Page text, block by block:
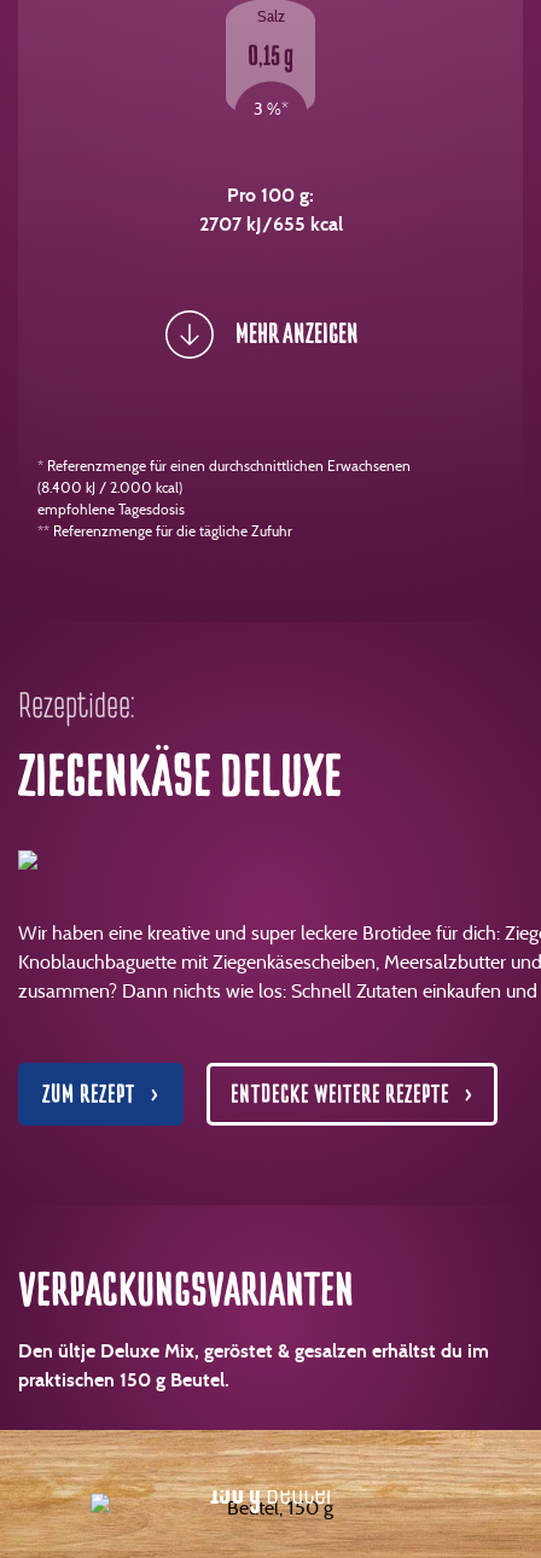
Salz
0,15 g
3 %*
Pro 100 g:
2707 kJ/655 kcal
MEHR ANZEIGEN
* Referenzmenge für einen durchschnittlichen Erwachsenen
(8.400 kJ / 2.000 kcal)
empfohlene Tagesdosis
** Referenzmenge für die tägliche Zufuhr
Rezeptidee:
ZIEGENKÄSE DELUXE
Wir haben eine kreative und super leckere Brotidee für dich:
Knoblauchbaguette mit Ziegenkäsescheiben, Meersalzbutter
zusammen? Dann nichts wie los: Schnell Zutaten einkaufen
ZUM REZEPT ENTDECKE WEITERE REZEPTE
VERPACKUNGS­VARIANTEN
Den ültje Deluxe Mix, geröstet & gesalzen erhältst du im
praktischen 150 g Beutel.
150 gBeutel